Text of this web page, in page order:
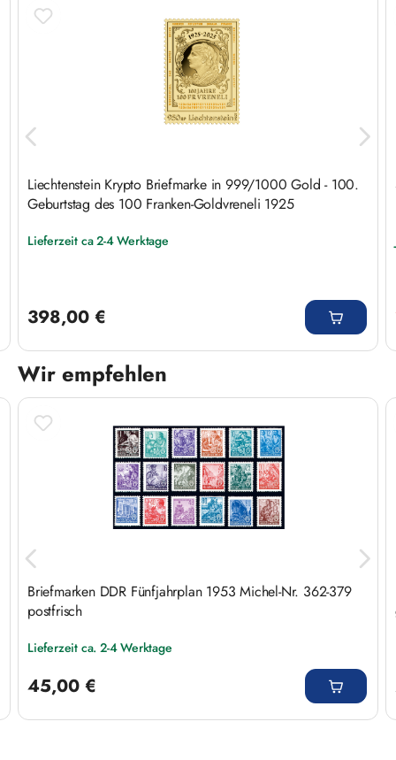
Liechtenstein Krypto Briefmarke in 999/1000 Gold - 100.
Geburtstag des 100 Franken-Goldvreneli 1925
Lieferzeit ca 2-4 Werktage
398,00 €
Wir empfehlen
Produktgalerie überspringen
Briefmarken DDR Fünfjahrplan 1953 Michel-Nr. 362-379
postfrisch
Lieferzeit ca. 2-4 Werktage
45,00 €